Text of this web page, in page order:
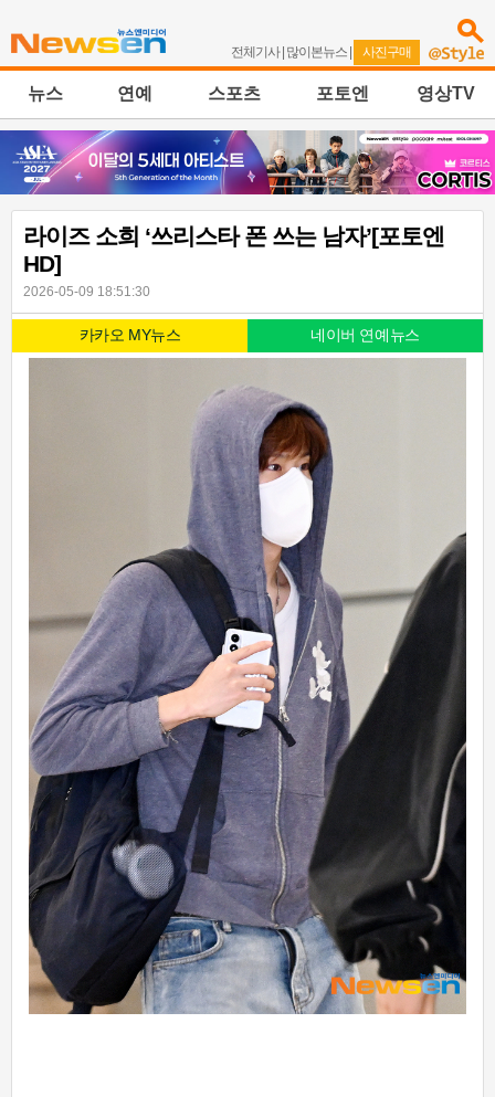
전체기사| 많이본뉴스 | 사진구매
뉴스 연예 스포츠 포토엔 영상TV
라이즈 소희 ‘쓰리스타 폰 쓰는 남자’[포토엔
HD]
2026-05-09 18:51:30
카카오 MY뉴스 네이버 연예뉴스